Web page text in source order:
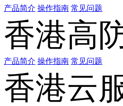
产品简介 操作指南 常见问题
香港高
产品简介 操作指南 常见问题
香港云